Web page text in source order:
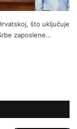
što uključuje
zaposlene…